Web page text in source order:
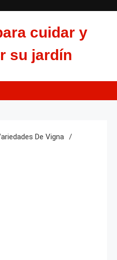
cuidar y
su jardín
De Vigna